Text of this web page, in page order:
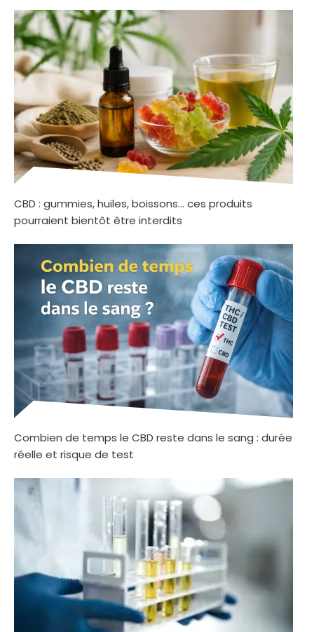
CBD : gummies, huiles, boissons… ces produits
pourraient bientôt être interdits
Combien de temps le CBD reste dans le sang : durée
réelle et risque de test